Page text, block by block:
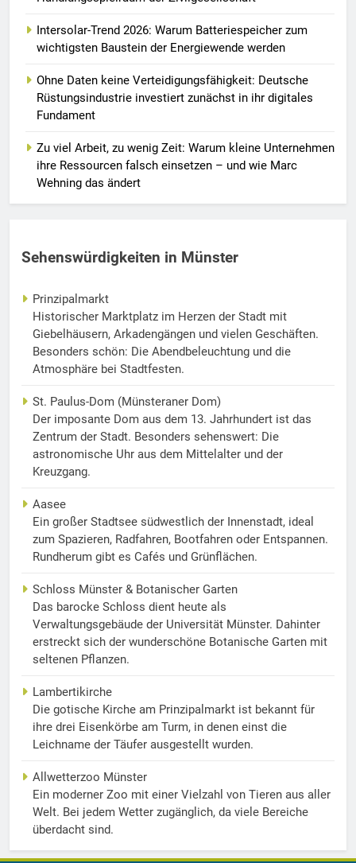
Intersolar-Trend 2026: Warum Batteriespeicher zum
wichtigsten Baustein der Energiewende werden
Ohne Daten keine Verteidigungsfähigkeit: Deutsche
Rüstungsindustrie investiert zunächst in ihr digitales
Fundament
Zu viel Arbeit, zu wenig Zeit: Warum kleine Unternehmen
ihre Ressourcen falsch einsetzen – und wie Marc
Wehning das ändert
Sehenswürdigkeiten in Münster
Prinzipalmarkt
Historischer Marktplatz im Herzen der Stadt mit
Giebelhäusern, Arkadengängen und vielen Geschäften.
Besonders schön: Die Abendbeleuchtung und die
Atmosphäre bei Stadtfesten.
St. Paulus-Dom (Münsteraner Dom)
Der imposante Dom aus dem 13. Jahrhundert ist das
Zentrum der Stadt. Besonders sehenswert: Die
astronomische Uhr aus dem Mittelalter und der
Kreuzgang.
Aasee
Ein großer Stadtsee südwestlich der Innenstadt, ideal
zum Spazieren, Radfahren, Bootfahren oder Entspannen.
Rundherum gibt es Cafés und Grünflächen.
Schloss Münster & Botanischer Garten
Das barocke Schloss dient heute als
Verwaltungsgebäude der Universität Münster. Dahinter
erstreckt sich der wunderschöne Botanische Garten mit
seltenen Pflanzen.
Lambertikirche
Die gotische Kirche am Prinzipalmarkt ist bekannt für
ihre drei Eisenkörbe am Turm, in denen einst die
Leichname der Täufer ausgestellt wurden.
Allwetterzoo Münster
Ein moderner Zoo mit einer Vielzahl von Tieren aus aller
Welt. Bei jedem Wetter zugänglich, da viele Bereiche
überdacht sind.